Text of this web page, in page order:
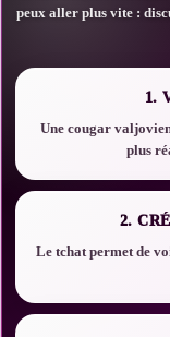
peux aller plus vite :
1.
Une cougar
plus
2.
Le tchat permet de